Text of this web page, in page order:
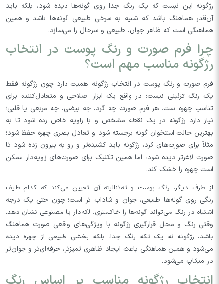
رژگونه این نیست که یک رنگ جدا روی گونه‌ها دیده شود، بلکه باید
آن‌قدر هماهنگ باشد که شبیه به سرخی طبیعی گونه‌ها باشد و همین
هماهنگی است که ظاهر جوان، طبیعی و سرحال را می‌سازد.
چرا فرم صورت و رنگ پوست در انتخاب
رژگونه مناسب مهم است؟
فرم صورت و رنگ پوست در انتخاب رژگونه اهمیت دارد چون رژگونه فقط
یک رنگ تزئینی نیست؛ در واقع یک ابزار اصلاحی و متعادل‌کننده برای
تناسب چهره است. هر فرم صورت چه گرد، چه بیضی، چه مربعی یا قلبی؛
نیاز دارد رژگونه در یک نقطه مشخص و با زاویه خاص زده شود تا به
بهترین حالت استخوان گونه برجسته شود و تعادل بصری چهره حفظ شود؛
مثلاً برای صورت‌های گرد، رژگونه باید کشیده‌تر و رو به بیرون زده شود تا
صورت لاغرتر دیده شود، اما همین تکنیک برای صورت‌های زاویه‌دار ممکن
است چهره را خشک کند.
از طرف دیگر، رنگ پوست و ته‌تنالیته آن تعیین می‌کند که کدام طیف
رنگی روی گونه‌ها طبیعی، جوان و شاداب تر است؛ چون حتی یک درجه
اشتباه در رنگ می‌تواند گونه‌ها را خاکستری، لکه‌دار یا مصنوعی نشان دهد.
وقتی رنگ و محل قرارگیری رژگونه با ویژگی‌های واقعی صورت هماهنگ
باشد، رژگونه نه یک تکه رنگ جدا، بلکه بخشی طبیعی از چهره دیده
می‌شود و همین هماهنگی باعث ایجاد ظاهری تمیزتر، حرفه‌ای‌تر و جوان‌تر
در میکاپ می‌شود.
انتخاب رژگونه مناسب بر اساس رنگ